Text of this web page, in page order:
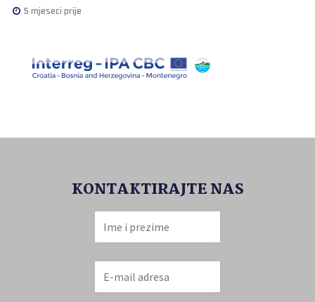
5 mjeseci prije
KONTAKTIRAJTE NAS